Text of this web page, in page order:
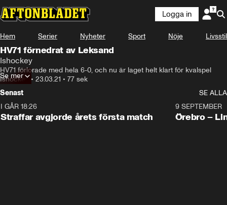
Logga in
Hem Serier Nyheter Sport Nöje Livsstil
HV71 förnedrat av Leksand
Ishockey
HV71 förlorade med hela 6-0, och nu är laget helt klart för kvalspel
Ishockey• 23.03.21 • 77 sek
Se mer
Senast
SE ALLA
I GÅR 18:26
Straffar avgjorde årets första match
Plus
9 SEPTEMBER
Örebro –